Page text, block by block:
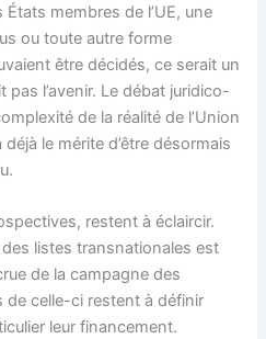
membres de l’UE, une
ou toute autre forme
être décidés, ce serait un
l’avenir. Le débat juridico-
de la réalité de l’Union
déjà le mérite d’être désormais
restent à éclaircir.
listes transnationales est
de la campagne des
de celle-ci restent à définir
leur financement.